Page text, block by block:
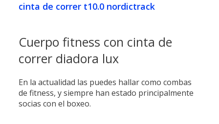
cinta de correr t10.0 nordictrack
Cuerpo fitness con cinta de
correr diadora lux
En la actualidad las puedes hallar como combas
de fitness, y siempre han estado principalmente
socias con el boxeo.